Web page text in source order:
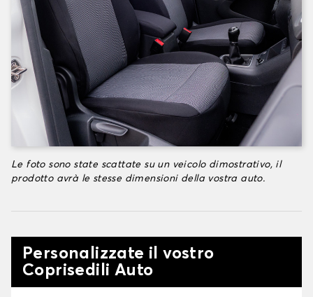
Le foto sono state scattate su un veicolo dimostrativo, il
prodotto avrà le stesse dimensioni della vostra auto.
Personalizzate il vostro
Coprisedili Auto